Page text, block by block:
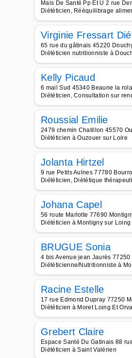
Mais De Santé Pp Et U 2 rue
Diététicien, Rééquilibrage
Virginie Fressart
65 rue du gâtinais 45220
Diététicien nutritionniste à
Kelly Picaud
6 mail Sud 45340 Beaune la
Diététicien, Consultation sur
Roussial Emilie
2479 chemin Chatillon 45570
Diététicien à Ouzouer sur Loire
Jolanta Hirtzel
9 rue Petits Aulnes 77780
Diététicien, Diététique
Johana Capel
56 route Marlotte 77690
Diététicien à Montigny sur Loing
BRUGUE Sonia
4 bis Avenue jean Jaurès
Diététicienne/Nutritionniste à
Racine Estelle
17 rue Edmond Dupray 77250
Diététicien à Moret Loing Et
Grebert Claire
Espace Santé Du Gatinais 88
Diététicien à Saint Valérien